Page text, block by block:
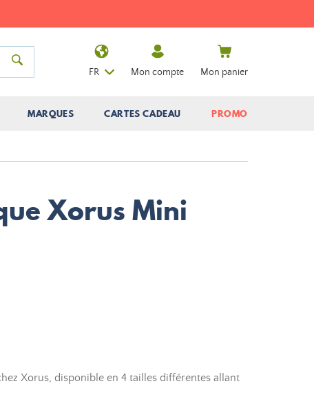
MARQUES CARTES CADEAU PROMO
FR Mon compte Mon panier
Xorus Mini
Xorus, disponible en 4 tailles différentes allant